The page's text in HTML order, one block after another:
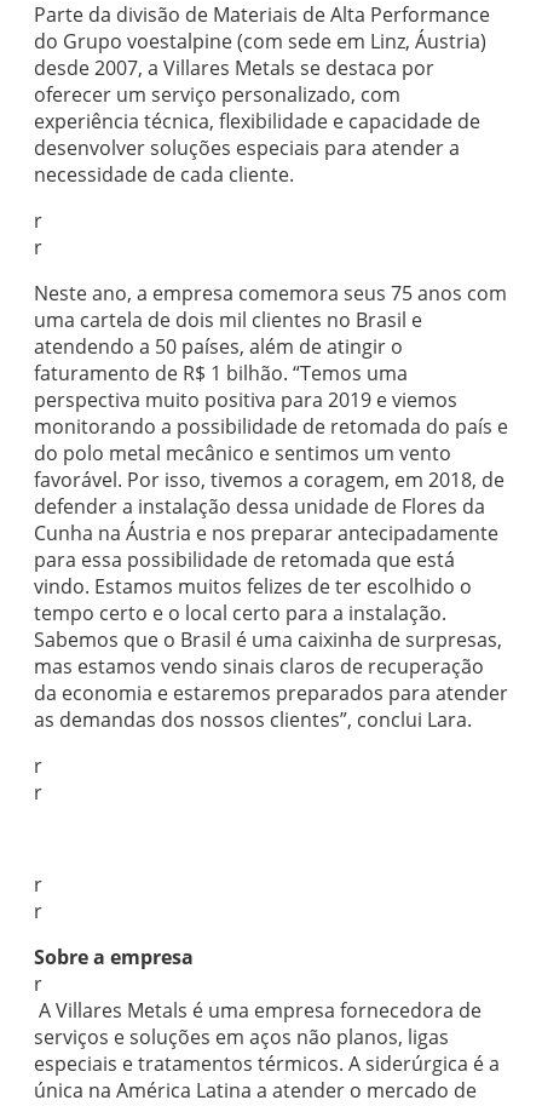
Parte da divisão de Materiais de Alta Performance
do Grupo voestalpine (com sede em Linz, Áustria)
desde 2007, a Villares Metals se destaca por
oferecer um serviço personalizado, com
experiência técnica, flexibilidade e capacidade de
desenvolver soluções especiais para atender a
necessidade de cada cliente.
r
r
Neste ano, a empresa comemora seus 75 anos com
uma cartela de dois mil clientes no Brasil e
atendendo a 50 países, além de atingir o
faturamento de R$ 1 bilhão. “Temos uma
perspectiva muito positiva para 2019 e viemos
monitorando a possibilidade de retomada do país e
do polo metal mecânico e sentimos um vento
favorável. Por isso, tivemos a coragem, em 2018, de
defender a instalação dessa unidade de Flores da
Cunha na Áustria e nos preparar antecipadamente
para essa possibilidade de retomada que está
vindo. Estamos muitos felizes de ter escolhido o
tempo certo e o local certo para a instalação.
Sabemos que o Brasil é uma caixinha de surpresas,
mas estamos vendo sinais claros de recuperação
da economia e estaremos preparados para atender
as demandas dos nossos clientes”, conclui Lara.
r
r
r
r
Sobre a empresa
r
A Villares Metals é uma empresa fornecedora de
serviços e soluções em aços não planos, ligas
especiais e tratamentos térmicos. A siderúrgica é a
única na América Latina a atender o mercado de